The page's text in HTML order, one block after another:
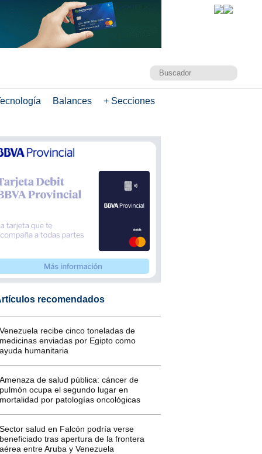
Balances + Secciones
recomendados
recibe cinco toneladas de
enviadas por Egipto como
humanitaria
de salud pública: cáncer de
ocupa el segundo lugar en
por patologías oncológicas
salud en Falcón podría verse
tras apertura de la frontera
entre Aruba y Venezuela